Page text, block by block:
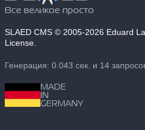
Все великое просто
SLAED CMS © 2005-2026 Eduard
License.
Генерация: 0.043 сек. и 14
MADE
IN
GERMANY